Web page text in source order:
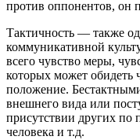
против оппонентов, он
Тактичность — также
коммуникативной
всего чувство меры,
которых может обидеть
положение.
внешнего вида или
присутствии других
человека и т.д.